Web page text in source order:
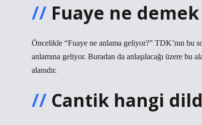
Fuaye ne demek
Öncelikle “Fuaye ne anlama geliyor?” TDK’nın bu
anlamına geliyor. Buradan da anlaşılacağı üzere bu
alanıdır.
Cantik hangi